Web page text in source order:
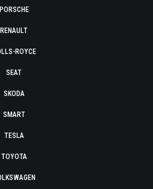
PORSCHE
RENAULT
ROYCE
SEAT
SKODA
SMART
TESLA
TOYOTA